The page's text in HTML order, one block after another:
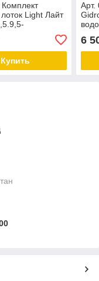
Light Лайт
с решеткой
Купить
Арт.
с
6